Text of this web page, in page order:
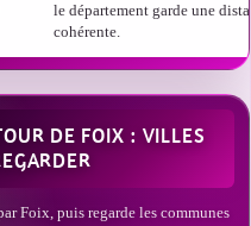
le département garde une
cohérente.
DE FOIX : VILLES
Foix, puis regarde les communes